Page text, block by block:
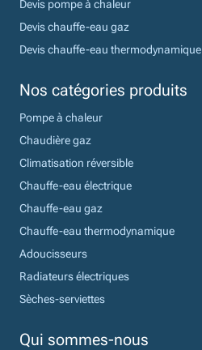
Devis pompe à chaleur
Devis chauffe-eau gaz
Devis chauffe-eau thermodynamique
Nos catégories produits
Pompe à chaleur
Chaudière gaz
Climatisation réversible
Chauffe-eau électrique
Chauffe-eau gaz
Chauffe-eau thermodynamique
Adoucisseurs
Radiateurs électriques
Sèches-serviettes
Qui sommes-nous